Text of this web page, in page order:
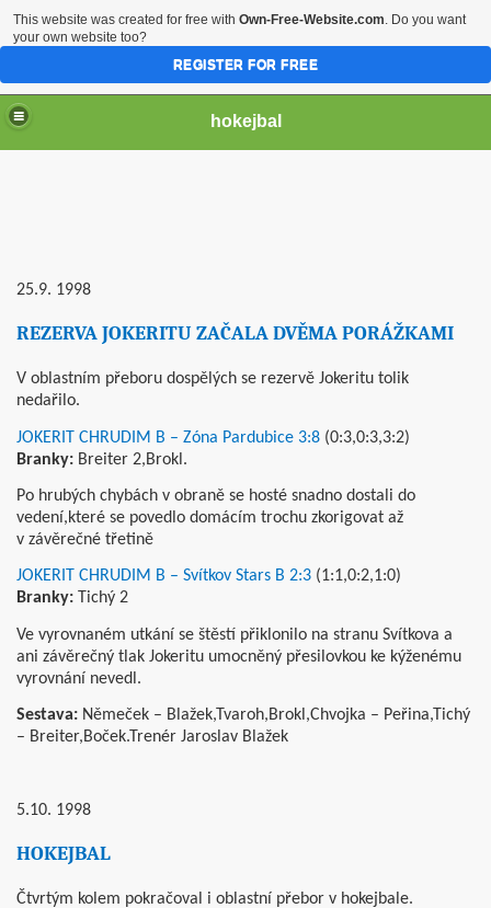
hokejbal
25.9. 1998
REZERVA JOKERITU ZAČALA DVĚMA PORÁŽKAMI
V oblastním přeboru dospělých se rezervě Jokeritu tolik
nedařilo.
JOKERIT CHRUDIM B – Zóna Pardubice 3:8 (0:3,0:3,3:2)
Branky: Breiter 2,Brokl.
Po hrubých chybách v obraně se hosté snadno dostali do
vedení,které se povedlo domácím trochu zkorigovat až
v závěrečné třetině
JOKERIT CHRUDIM B – Svítkov Stars B 2:3 (1:1,0:2,1:0)
Branky: Tichý 2
Ve vyrovnaném utkání se štěstí přiklonilo na stranu Svítkova a
ani závěrečný tlak Jokeritu umocněný přesilovkou ke kýženému
vyrovnání nevedl.
Sestava: Němeček – Blažek,Tvaroh,Brokl,Chvojka – Peřina,Tichý
– Breiter,Boček.Trenér Jaroslav Blažek
5.10. 1998
HOKEJBAL
Čtvrtým kolem pokračoval i oblastní přebor v hokejbale.
This website was created for free with Own-Free-Website.com. Do you want
your own website too?
REGISTER FOR FREE